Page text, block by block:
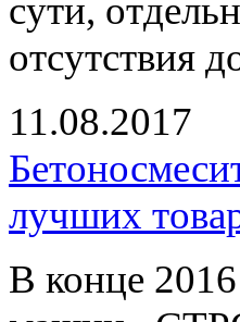
сути,
отсутствия
11.08.2017
лучших
В конце